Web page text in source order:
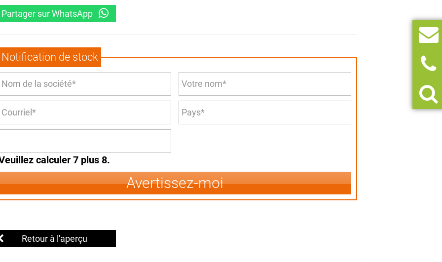
Partager sur WhatsApp
Notification de stock
calculer 7 plus 8.
Avertissez-moi
Retour à l'aperçu